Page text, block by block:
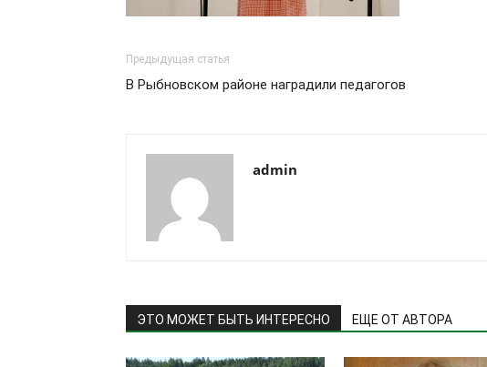
Предыдущая статья
В Рыбновском районе наградили педагогов
admin
ЭТО МОЖЕТ БЫТЬ ИНТЕРЕСНО ЕЩЕ ОТ АВТОРА